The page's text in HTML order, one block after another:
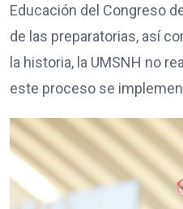
Educación del Congreso
de las preparatorias, así
la historia, la UMSNH no
este proceso se